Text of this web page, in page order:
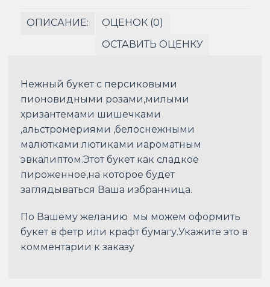
ОПИСАНИЕ:
ОЦЕНОК (0)
ОСТАВИТЬ ОЦЕНКУ
Нежный букет с персиковыми
пионовидными розами,милыми
хризантемами шишечками
,альстромериями ,белоснежными
малютками лютиками иароматным
эвкалиптом.Этот букет как сладкое
пироженное,на которое будет
заглядываться Ваша избранница.
По Вашему желанию мы можем оформить
букет в фетр или крафт бумагу.Укажите это в
комментарии к заказу